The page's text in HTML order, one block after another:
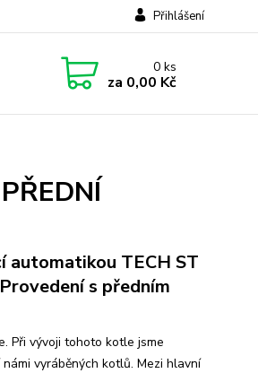
Přihlášení
0ks
za 0,00 Kč
TECH ST
s předním
Při vývoji tohoto kotle jsme
vyráběných kotlů. Mezi hlavní